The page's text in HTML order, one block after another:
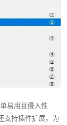
易用且侵入性
支持插件扩展，为